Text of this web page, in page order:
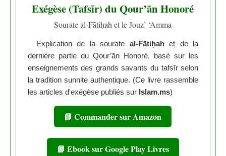
Exégèse (Tafsīr) du Qour’ān Honoré
Sourate al-Fātiḥah et le Jouz’ ‘Amma
Explication de la sourate al-Fātiḥahet de la
dernière partie du Qour’ān Honoré, basé sur les
enseignements des grands savants du tafsīr selon
la tradition sunnite authentique. (Ce livre rassemble
les articles d'exégèse publiés sur Islam.ms)
📘 Commander sur Amazon
📘 Ebook sur Google Play Livres